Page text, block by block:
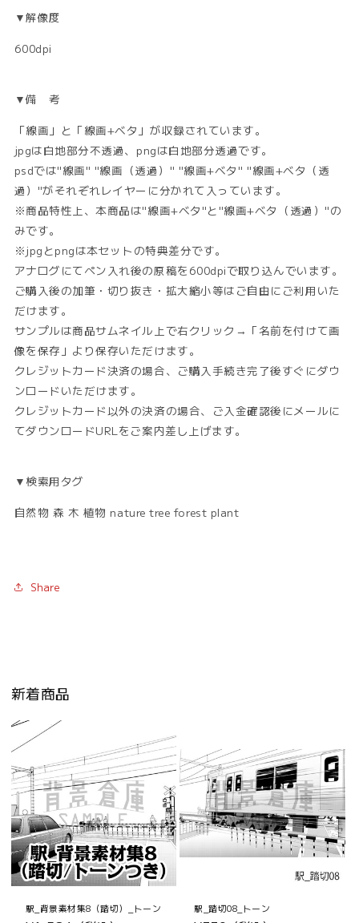
▼解像度
600dpi
▼備 考
「線画」と「線画+ベタ」が収録されています。
jpgは白地部分不透過、pngは白地部分透過です。
psdでは"線画" "線画（透過）" "線画+ベタ" "線画+ベタ（透
過）"がそれぞれレイヤーに分かれて入っています。
※商品特性上、本商品は"線画+ベタ"と"線画+ベタ（透過）"の
みです。
※jpgとpngは本セットの特典差分です。
アナログにてペン入れ後の原稿を600dpiで取り込んでいます。
ご購入後の加筆・切り抜き・拡大縮小等はご自由にご利用いた
だけます。
サンプルは商品サムネイル上で右クリック→「名前を付けて画
像を保存」より保存いただけます。
クレジットカード決済の場合、ご購入手続き完了後すぐにダウ
ンロードいただけます。
クレジットカード以外の決済の場合、ご入金確認後にメールに
てダウンロードURLをご案内差し上げます。
▼検索用タグ
自然物 森 木 植物 nature tree forest plant
Share
新着商品
駅_背景素材集8（踏切）_トーン 駅_踏切08_トーン